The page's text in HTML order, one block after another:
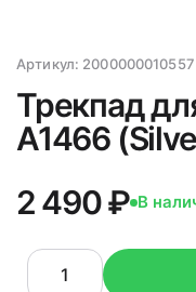
Артикул: 2000000010557
Трекпад
A1466
2 490 ₽ В